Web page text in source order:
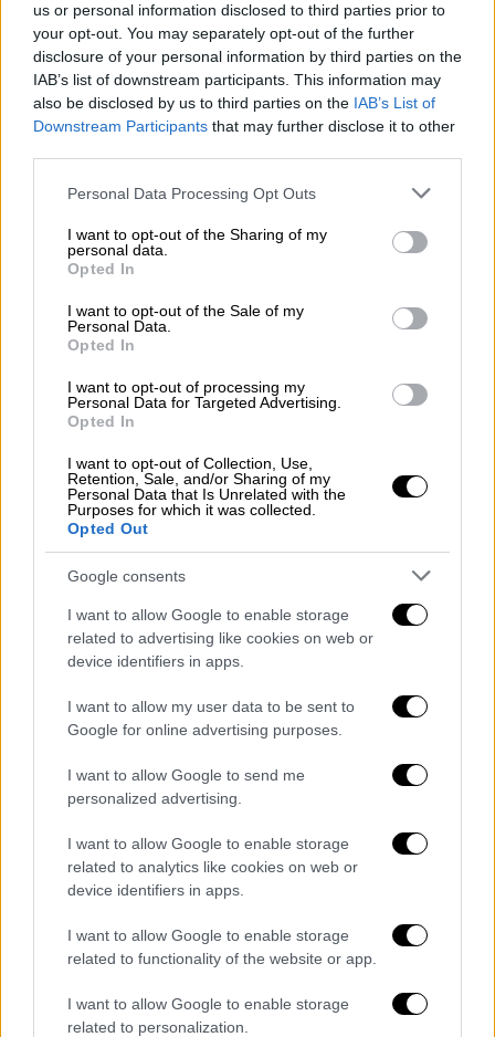
us or personal information disclosed to third parties prior to
your opt-out. You may separately opt-out of the further
disclosure of your personal information by third parties on the
IAB’s list of downstream participants. This information may
also be disclosed by us to third parties on the IAB’s List of
Downstream Participants that may further disclose it to other
Please note that this website/app uses one or more Google
not limited to your visit or usage behaviour. You may click to
grant or deny consent to Google and its third-party tags to
use your data for below specified purposes in below Google
consent section.
Personal Data Processing Opt Outs
I want to opt-out of the Sharing of my
personal data.
Opted In
I want to opt-out of the Sale of my
Personal Data.
Opted In
I want to opt-out of processing my
Personal Data for Targeted Advertising.
Opted In
I want to opt-out of Collection, Use,
Retention, Sale, and/or Sharing of my
Personal Data that Is Unrelated with the
Purposes for which it was collected.
Opted Out
Google consents
I want to allow Google to enable storage
related to advertising like cookies on web or
device identifiers in apps.
I want to allow my user data to be sent to
Google for online advertising purposes.
I want to allow Google to send me
personalized advertising.
I want to allow Google to enable storage
related to analytics like cookies on web or
device identifiers in apps.
I want to allow Google to enable storage
related to functionality of the website or app.
I want to allow Google to enable storage
related to personalization.
Κόσμος|05.09.2025 21:33
Φρίκη στη Γαλλία: Ιερέας
παραδέχτηκε σεξουαλική
κακοποίηση παιδιών - 14 θύματα
ζητούν αποζημίωση
«Στο εσωτερικό του κτηρίου,η
Χαμάς
εγκατέστησε υποδομές
ετοιμάσει και να εξαπολύσει επιθέσεις
εναντίον των στρατιωτών του ισραηλινού
στρατού στην περιοχή», σύμφωνα με την
ανακοίνωση του στρατού, στην οποία
διευκρινίζεται πως πριν από την επίθεση
να περιοριστούν οι βλάβες στους αμάχους,
κυρίως προηγούμενες προειδοποιήσεις
στον πληθυσμό, χρήση πυρομαχικών
ακριβείας, αεροπορική επιτήρηση και
πληροφορίες μυστικών υπηρεσιών».
Zionist regime warplanes have just
demolished Gaza City's Mushtaha
Tower, forcing hundreds of nearby
displaced families who had sought
their tents and flee once more.
pic.twitter.com/dAxKCDDhsY
— Seyed Mohammad Marandi
(@s_m_marandi)September 5, 2025
Στόχος τα πολυώροφα κτήρια στην
πόλη της Γάζας
ισραηλινός στρατός νωρίτερα την